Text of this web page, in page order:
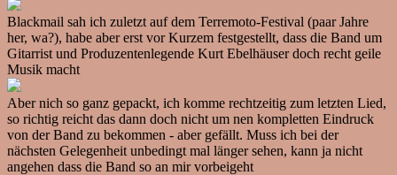
Blackmail sah ich zuletzt auf dem Terremoto-Festival (paar Jahre
her, wa?), habe aber erst vor Kurzem festgestellt, dass die Band um
Gitarrist und Produzentenlegende Kurt Ebelhäuser doch recht geile
Musik macht
Aber nich so ganz gepackt, ich komme rechtzeitig zum letzten Lied,
so richtig reicht das dann doch nicht um nen kompletten Eindruck
von der Band zu bekommen - aber gefällt. Muss ich bei der
nächsten Gelegenheit unbedingt mal länger sehen, kann ja nicht
angehen dass die Band so an mir vorbeigeht